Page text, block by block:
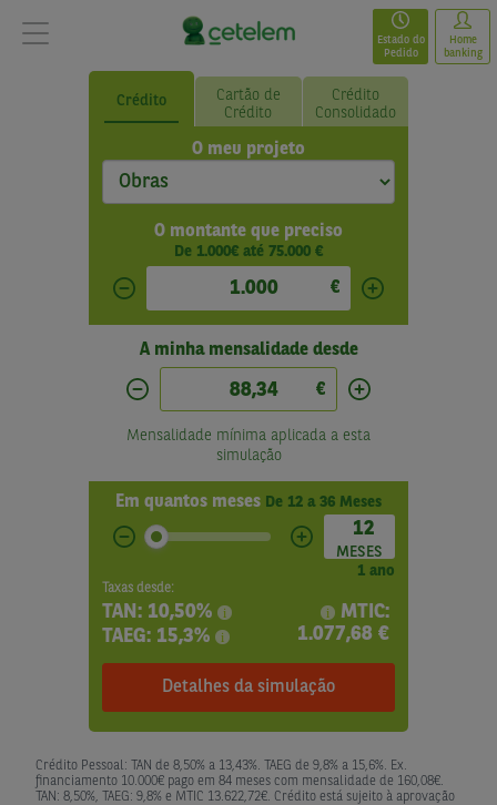
Home
banking
Estado do
Pedido
Crédito
Cartão de
Crédito
Crédito
Consolidado
O meu projeto
O montante que preciso
De 1.000€ até 75.000 €
A minha mensalidade desde
Mensalidade mínima aplicada a esta
simulação
Em quantos meses De 12 a 36 Meses
1 ano
Taxas desde:
TAN: 10,50% i i
MTIC:
1.077,68 €
TAEG: 15,3% i
Detalhes da simulação
Crédito Pessoal: TAN de 8,50% a 13,43%. TAEG de 9,8% a 15,6%. Ex.
financiamento 10.000€ pago em 84 meses com mensalidade de 160,08€.
TAN: 8,50%, TAEG: 9,8% e MTIC 13.622,72€. Crédito está sujeito à aprovação